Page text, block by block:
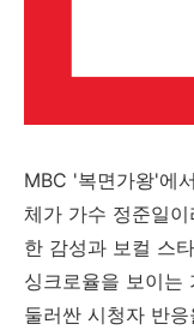
MBC '복면가왕'에서
체가 가수 정준일이
한 감성과 보컬 스
싱크로율을 보이는
둘러싼 시청자 반응